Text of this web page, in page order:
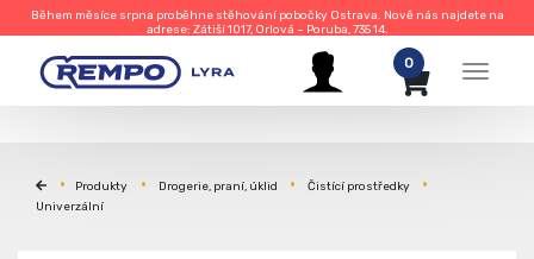
Během měsíce srpna proběhne stěhování pobočky Ostrava. Nově nás najdete na
adrese: Zátiší 1017, Orlová – Poruba, 735 14.
Menu
0
Produkty Drogerie, praní, úklid
Čistící prostředky
Univerzální